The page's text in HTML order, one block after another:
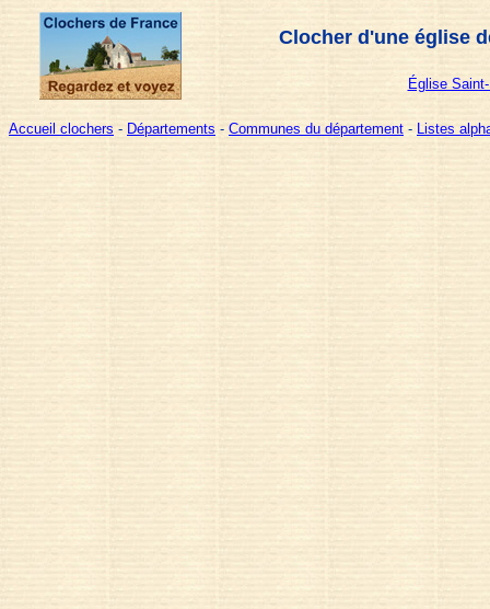
Clocher d'une église
Église
Accueil clochers - Départements - Communes du département - Listes